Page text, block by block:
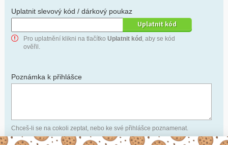
Uplatnit slevový kód / dárkový poukaz
Pro uplatnění klikni na tlačítko Uplatnit kód , aby se kód
ověřil.
Poznámka k přihlášce
Chceš-li se na cokoli zeptat, nebo ke své přihlášce poznamenat.